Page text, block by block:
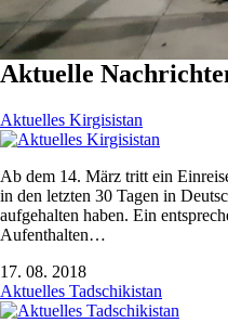
Aktuelle
Aktuelles Kirgisistan
Ab dem 14. März tritt ein
in den letzten 30 Tagen in
aufgehalten haben. Ein
Aufenthalten…
17. 08. 2018
Aktuelles Tadschikistan